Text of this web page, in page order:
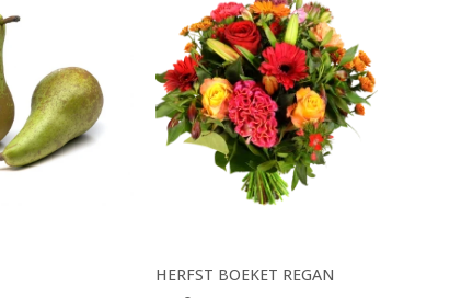
HERFST BOEKET REGAN